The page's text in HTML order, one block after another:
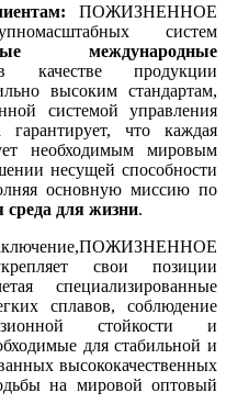
ПОЖИЗНЕННОЕ
систем
международные
качестве продукции
высоким стандартам,
системой управления
гарантирует, что каждая
необходимым мировым
несущей способности
основную миссию по
среда для жизни.
ПОЖИЗНЕННОЕ
свои позиции
специализированные
сплавов, соблюдение
стойкости и
для стабильной и
высококачественных
на мировой оптовый